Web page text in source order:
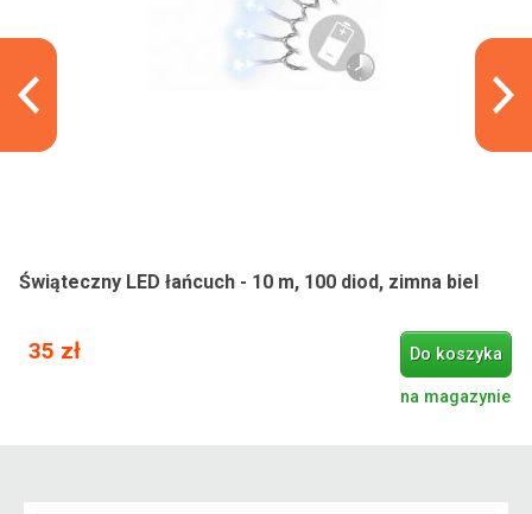
Świąteczny LED łańcuch - 10 m, 100 diod, zimna biel
35 zł Do koszyka
na magazynie